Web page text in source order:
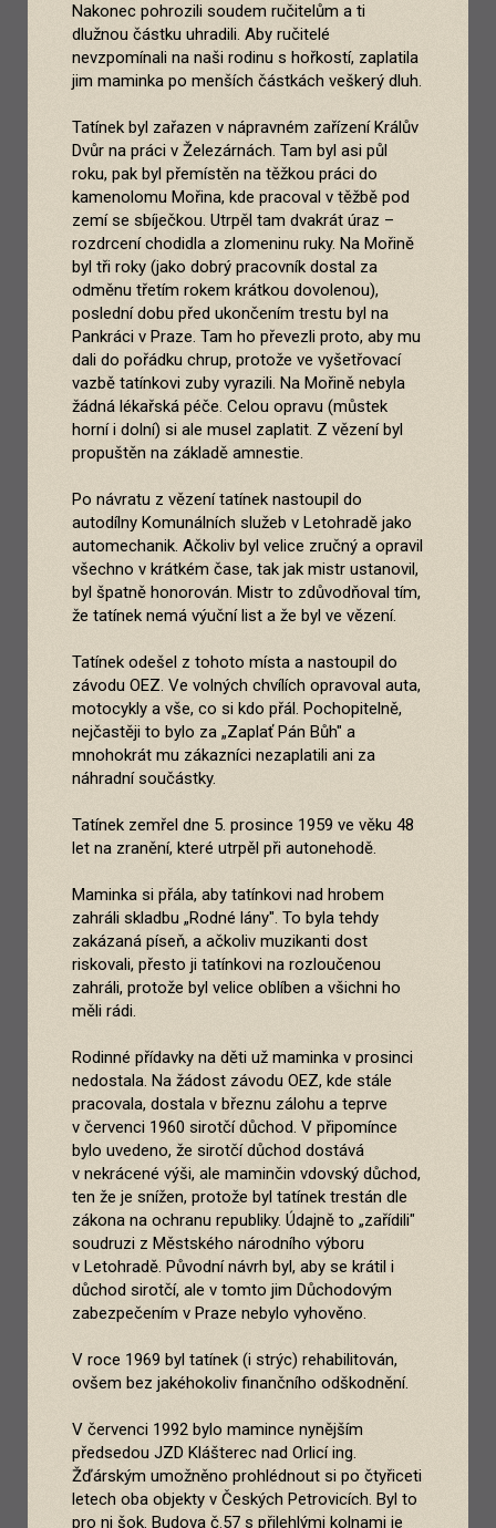
Nakonec pohrozili soudem ručitelům a ti
dlužnou částku uhradili. Aby ručitelé
nevzpomínali na naši rodinu s hořkostí, zaplatila
jim maminka po menších částkách veškerý dluh.
Tatínek byl zařazen v nápravném zařízení Králův
Dvůr na práci v Železárnách. Tam byl asi půl
roku, pak byl přemístěn na těžkou práci do
kamenolomu Mořina, kde pracoval v těžbě pod
zemí se sbíječkou. Utrpěl tam dvakrát úraz –
rozdrcení chodidla a zlomeninu ruky. Na Mořině
byl tři roky (jako dobrý pracovník dostal za
odměnu třetím rokem krátkou dovolenou),
poslední dobu před ukončením trestu byl na
Pankráci v Praze. Tam ho převezli proto, aby mu
dali do pořádku chrup, protože ve vyšetřovací
vazbě tatínkovi zuby vyrazili. Na Mořině nebyla
žádná lékařská péče. Celou opravu (můstek
horní i dolní) si ale musel zaplatit. Z vězení byl
propuštěn na základě amnestie.
Po návratu z vězení tatínek nastoupil do
autodílny Komunálních služeb v Letohradě jako
automechanik. Ačkoliv byl velice zručný a opravil
všechno v krátkém čase, tak jak mistr ustanovil,
byl špatně honorován. Mistr to zdůvodňoval tím,
že tatínek nemá výuční list a že byl ve vězení.
Tatínek odešel z tohoto místa a nastoupil do
závodu OEZ. Ve volných chvílích opravoval auta,
motocykly a vše, co si kdo přál. Pochopitelně,
nejčastěji to bylo za „Zaplať Pán Bůh" a
mnohokrát mu zákazníci nezaplatili ani za
náhradní součástky.
Tatínek zemřel dne 5. prosince 1959 ve věku 48
let na zranění, které utrpěl při autonehodě.
Maminka si přála, aby tatínkovi nad hrobem
zahráli skladbu „Rodné lány". To byla tehdy
zakázaná píseň, a ačkoliv muzikanti dost
riskovali, přesto ji tatínkovi na rozloučenou
zahráli, protože byl velice oblíben a všichni ho
měli rádi.
Rodinné přídavky na děti už maminka v prosinci
nedostala. Na žádost závodu OEZ, kde stále
pracovala, dostala v březnu zálohu a teprve
v červenci 1960 sirotčí důchod. V připomínce
bylo uvedeno, že sirotčí důchod dostává
v nekrácené výši, ale maminčin vdovský důchod,
ten že je snížen, protože byl tatínek trestán dle
zákona na ochranu republiky. Údajně to „zařídili"
soudruzi z Městského národního výboru
v Letohradě. Původní návrh byl, aby se krátil i
důchod sirotčí, ale v tomto jim Důchodovým
zabezpečením v Praze nebylo vyhověno.
V roce 1969 byl tatínek (i strýc) rehabilitován,
ovšem bez jakéhokoliv finančního odškodnění.
V červenci 1992 bylo mamince nynějším
předsedou JZD Klášterec nad Orlicí ing.
Žďárským umožněno prohlédnout si po čtyřiceti
letech oba objekty v Českých Petrovicích. Byl to
pro ni šok. Budova č.57 s přilehlými kolnami je